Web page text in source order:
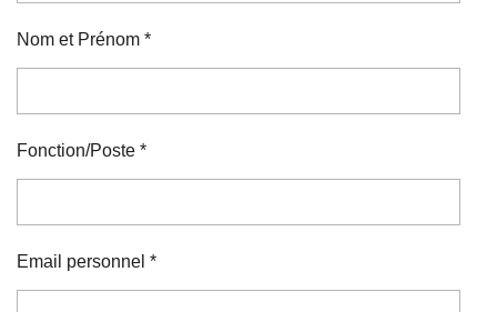
Nom et Prénom *
Fonction/Poste *
Email personnel *